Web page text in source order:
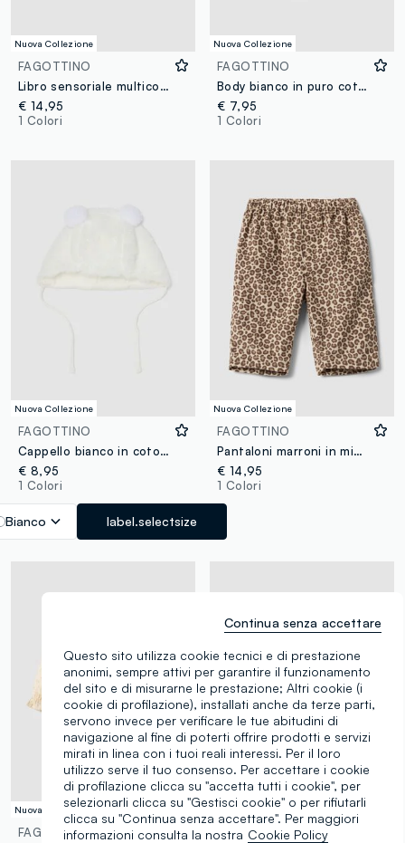
Nuova Collezione
FAGOTTINO
Libro sensoriale multicolor con animaletti fattoria
€ 14,95
1 Colori
Nuova Collezione
FAGOTTINO
Body bianco in puro cotone organico con ricami floreali per neonata
€ 7,95
1 Colori
Nuova Collezione
FAGOTTINO
Cappello bianco in cotone organico effetto peluche per neonata
€ 8,95
1 Colori
Bianco label.selectsize
Nuova Collezione
FAGOTTINO
Pantaloni marroni in misto cotone e lyocell animalier per neonata
€ 14,95
1 Colori
Nuova Collezione
FAGOTTINO
Nuova Collezione
FAGOTTINO
Questo sito utilizza cookie tecnici e di prestazione
anonimi, sempre attivi per garantire il funzionamento
del sito e di misurarne le prestazione; Altri cookie (i
cookie di profilazione), installati anche da terze parti,
servono invece per verificare le tue abitudini di
navigazione al fine di poterti offrire prodotti e servizi
mirati in linea con i tuoi reali interessi. Per il loro
utilizzo serve il tuo consenso. Per accettare i cookie
di profilazione clicca su "accetta tutti i cookie", per
selezionarli clicca su "Gestisci cookie" o per rifiutarli
clicca su "Continua senza accettare". Per maggiori
informazioni consulta la nostra Cookie Policy
Continua senza accettare